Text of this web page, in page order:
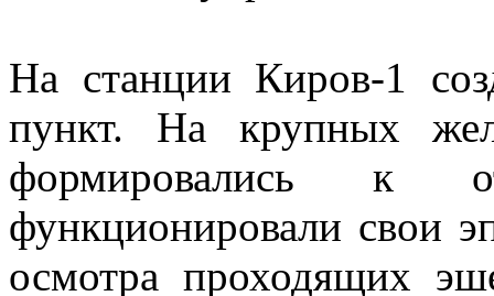
На станции Киров-1
пункт. На крупных
формировались к
функционировали свои
осмотра проходящих